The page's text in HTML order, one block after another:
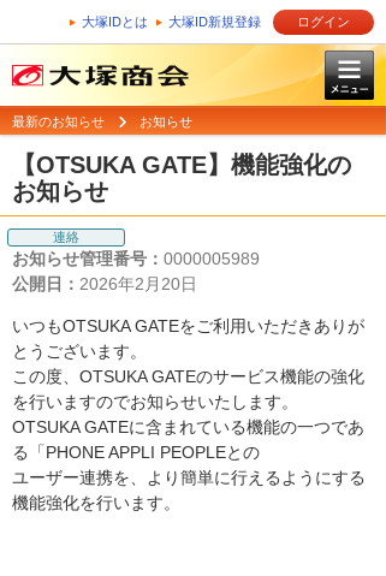
大塚IDとは 大塚ID新規登録 ログイン
最新のお知らせ お知らせ
【OTSUKA GATE】機能強化の
お知らせ
連絡
お知らせ管理番号： 0000005989
公開日： 2026年2月20日
いつもOTSUKA GATEをご利用いただきありが
とうございます。
この度、OTSUKA GATEのサービス機能の強化
を行いますのでお知らせいたします。
OTSUKA GATEに含まれている機能の一つであ
る「PHONE APPLI PEOPLEとの
ユーザー連携を、より簡単に行えるようにする
機能強化を行います。